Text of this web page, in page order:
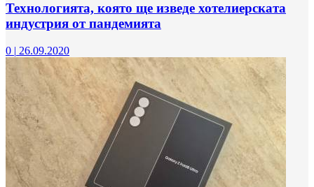
Технологията, която ще изведе хотелиерската
индустрия от пандемията
0 | 26.09.2020